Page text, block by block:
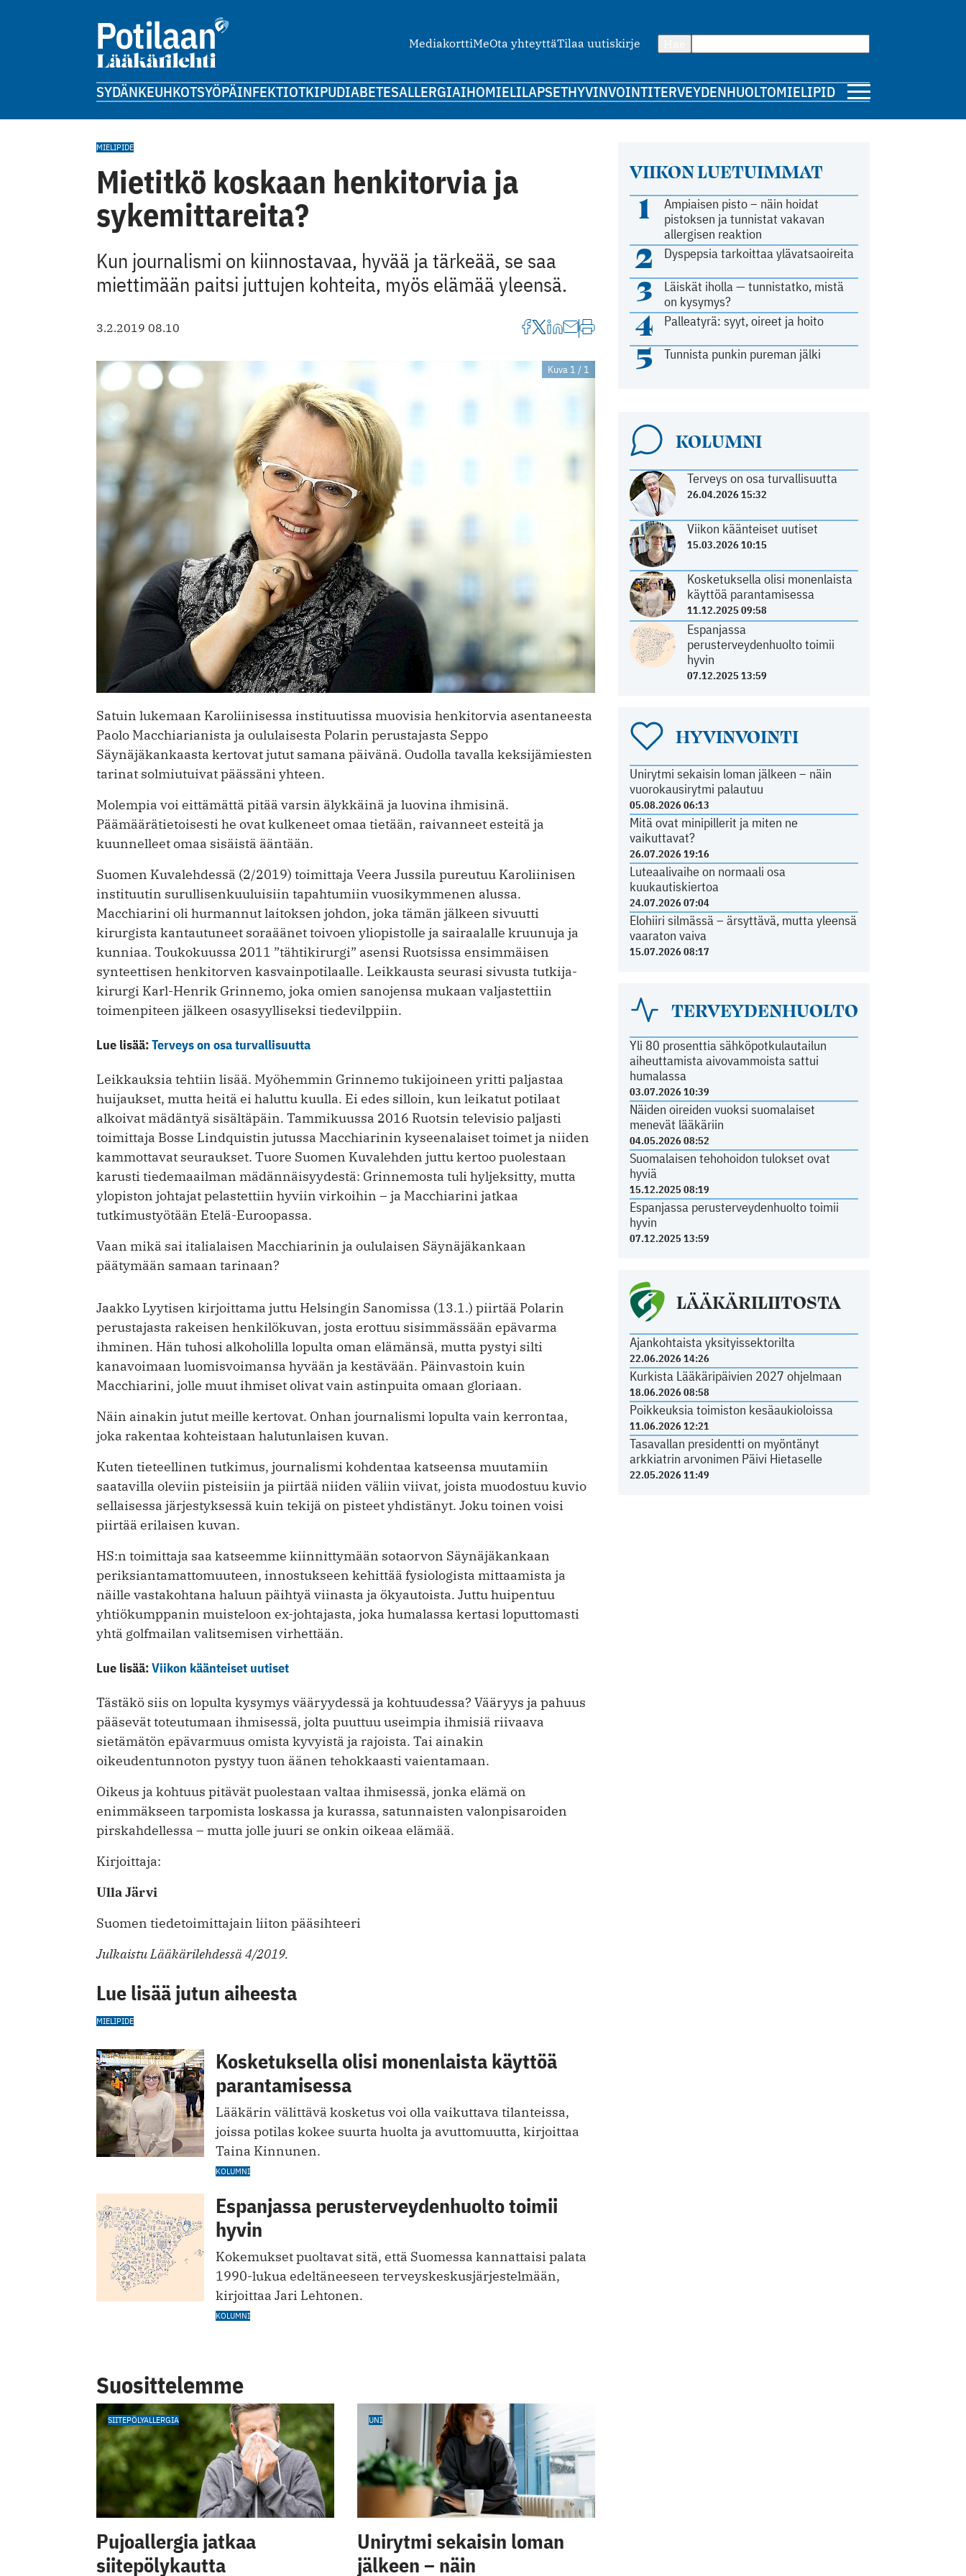
MediakorttiMeOta yhteyttäTilaa uutiskirje
SYDÄNKEUHKOTSYÖPÄINFEKTIOTKIPUDIABETESALLERGIAIHOMIELILAPSETHYVINVOINTITERVEYDENHUOLTOMIELIPIDE
VIIKON LUETUIMMAT
1
Ampiaisen pisto – näin hoidat
pistoksen ja tunnistat vakavan
allergisen reaktion
2 Dyspepsia tarkoittaa ylävatsaoireita
3
Läiskät iholla — tunnistatko, mistä
on kysymys?
4 Palleatyrä: syyt, oireet ja hoito
5 Tunnista punkin pureman jälki
KOLUMNI
Terveys on osa turvallisuutta
26.04.2026 15:32
Viikon käänteiset uutiset
15.03.2026 10:15
Kosketuksella olisi monenlaista
käyttöä parantamisessa
11.12.2025 09:58
Espanjassa
perusterveydenhuolto toimii
hyvin
07.12.2025 13:59
HYVINVOINTI
Unirytmi sekaisin loman jälkeen – näin
vuorokausirytmi palautuu
05.08.2026 06:13
Mitä ovat minipillerit ja miten ne
vaikuttavat?
26.07.2026 19:16
Luteaalivaihe on normaali osa
kuukautiskiertoa
24.07.2026 07:04
Elohiiri silmässä – ärsyttävä, mutta yleensä
vaaraton vaiva
15.07.2026 08:17
TERVEYDENHUOLTO
Yli 80 prosenttia sähköpotkulautailun
aiheuttamista aivovammoista sattui
humalassa
03.07.2026 10:39
Näiden oireiden vuoksi suomalaiset
menevät lääkäriin
04.05.2026 08:52
Suomalaisen tehohoidon tulokset ovat
hyviä
15.12.2025 08:19
Espanjassa perusterveydenhuolto toimii
hyvin
07.12.2025 13:59
LÄÄKÄRILIITOSTA
Ajankohtaista yksityissektorilta
22.06.2026 14:26
Kurkista Lääkäripäivien 2027 ohjelmaan
18.06.2026 08:58
Poikkeuksia toimiston kesäaukioloissa
11.06.2026 12:21
Tasavallan presidentti on myöntänyt
arkkiatrin arvonimen Päivi Hietaselle
22.05.2026 11:49
MIELIPIDE
Mietitkö koskaan henkitorvia ja
sykemittareita?
Kun journalismi on kiinnostavaa, hyvää ja tärkeää, se saa
miettimään paitsi juttujen kohteita, myös elämää yleensä.
3.2.2019 08.10
Kuva 1 / 1
Satuin lukemaan Karoliinisessa instituutissa muovisia henkitorvia asentaneesta
Paolo Macchiarianista ja oululaisesta Polarin perustajasta Seppo
Säynäjäkankaasta kertovat jutut samana päivänä. Oudolla tavalla keksijämiesten
tarinat solmiutuivat päässäni yhteen.
Molempia voi eittämättä pitää varsin älykkäinä ja luovina ihmisinä.
Päämäärätietoisesti he ovat kulkeneet omaa tietään, raivanneet esteitä ja
kuunnelleet omaa sisäistä ääntään.
Suomen Kuvalehdessä (2/2019) toimittaja Veera Jussila pureutuu Karoliinisen
instituutin surullisenkuuluisiin tapahtumiin vuosikymmenen alussa.
Macchiarini oli hurmannut laitoksen johdon, joka tämän jälkeen sivuutti
kirurgista kantautuneet soraäänet toivoen yliopistolle ja sairaalalle kruunuja ja
kunniaa. Toukokuussa 2011 ”tähtikirurgi” asensi Ruotsissa ensimmäisen
synteettisen henkitorven kasvainpotilaalle. Leikkausta seurasi sivusta tutkija-
kirurgi Karl-Henrik Grinnemo, joka omien sanojensa mukaan valjastettiin
toimenpiteen jälkeen osasyylliseksi tiedevilppiin.
Lue lisää:Terveys on osa turvallisuutta
Leikkauksia tehtiin lisää. Myöhemmin Grinnemo tukijoineen yritti paljastaa
huijaukset, mutta heitä ei haluttu kuulla. Ei edes silloin, kun leikatut potilaat
alkoivat mädäntyä sisältäpäin. Tammikuussa 2016 Ruotsin televisio paljasti
toimittaja Bosse Lindquistin jutussa Macchiarinin kyseenalaiset toimet ja niiden
kammottavat seuraukset. Tuore Suomen Kuvalehden juttu kertoo puolestaan
karusti tiedemaailman mädännäisyydestä: Grinnemosta tuli hyljeksitty, mutta
ylopiston johtajat pelastettiin hyviin virkoihin – ja Macchiarini jatkaa
tutkimustyötään Etelä-Euroopassa.
Vaan mikä sai italialaisen Macchiarinin ja oululaisen Säynäjäkankaan
päätymään samaan tarinaan?
Jaakko Lyytisen kirjoittama juttu Helsingin Sanomissa (13.1.) piirtää Polarin
perustajasta rakeisen henkilökuvan, josta erottuu sisimmässään epävarma
ihminen. Hän tuhosi alkoholilla lopulta oman elämänsä, mutta pystyi silti
kanavoimaan luomisvoimansa hyvään ja kestävään. Päinvastoin kuin
Macchiarini, jolle muut ihmiset olivat vain astinpuita omaan gloriaan.
Näin ainakin jutut meille kertovat. Onhan journalismi lopulta vain kerrontaa,
joka rakentaa kohteistaan halutunlaisen kuvan.
Kuten tieteellinen tutkimus, journalismi kohdentaa katseensa muutamiin
saatavilla oleviin pisteisiin ja piirtää niiden väliin viivat, joista muodostuu kuvio
sellaisessa järjestyksessä kuin tekijä on pisteet yhdistänyt. Joku toinen voisi
piirtää erilaisen kuvan.
HS:n toimittaja saa katseemme kiinnittymään sotaorvon Säynäjäkankaan
periksiantamattomuuteen, innostukseen kehittää fysiologista mittaamista ja
näille vastakohtana haluun päihtyä viinasta ja ökyautoista. Juttu huipentuu
yhtiökumppanin muisteloon ex-johtajasta, joka humalassa kertasi loputtomasti
yhtä golfmailan valitsemisen virhettään.
Lue lisää:Viikon käänteiset uutiset
Tästäkö siis on lopulta kysymys vääryydessä ja kohtuudessa? Vääryys ja pahuus
pääsevät toteutumaan ihmisessä, jolta puuttuu useimpia ihmisiä riivaava
sietämätön epävarmuus omista kyvyistä ja rajoista. Tai ainakin
oikeudentunnoton pystyy tuon äänen tehokkaasti vaientamaan.
Oikeus ja kohtuus pitävät puolestaan valtaa ihmisessä, jonka elämä on
enimmäkseen tarpomista loskassa ja kurassa, satunnaisten valon­pisaroiden
pirskahdellessa – mutta jolle juuri se onkin oikeaa elämää.
Kirjoittaja:
Ulla Järvi
Suomen tiedetoimittajain liiton pääsihteeri
Julkaistu Lääkärilehdessä 4/2019.
Lue lisää jutun aiheesta
MIELIPIDE
Kosketuksella olisi monenlaista käyttöä
parantamisessa
Lääkärin välittävä kosketus voi olla vaikuttava tilanteissa,
joissa potilas kokee suurta huolta ja avuttomuutta, kirjoittaa
Taina Kinnunen.
KOLUMNI
Espanjassa perusterveydenhuolto toimii
hyvin
Kokemukset puoltavat sitä, että Suomessa kannattaisi palata
1990-lukua edeltäneeseen terveyskeskusjärjestelmään,
kirjoittaa Jari Lehtonen.
KOLUMNI
Suosittelemme
SIITEPÖLYALLERGIA
Pujoallergia jatkaa
siitepölykautta
UNI
Unirytmi sekaisin loman
jälkeen – näin